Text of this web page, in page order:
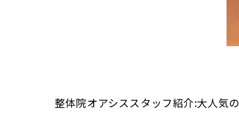
整体院オアシススタッフ紹介:大人気